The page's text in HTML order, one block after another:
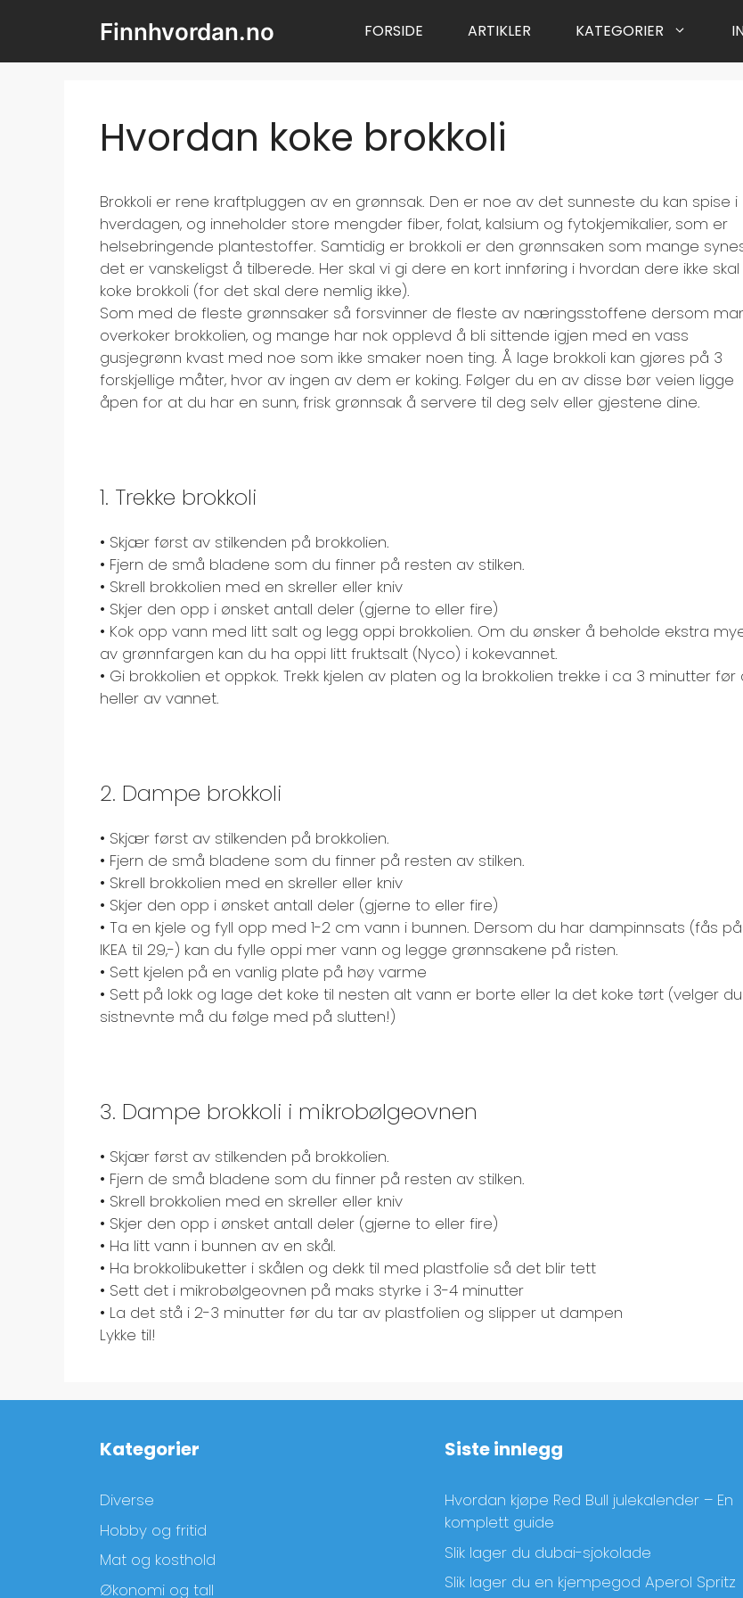
Finnhvordan.no FORSIDE ARTIKLER KATEGORIER
Hvordan koke brokkoli
Brokkoli er rene kraftpluggen av en grønnsak. Den er noe av det sunneste du kan spise i
hverdagen, og inneholder store mengder fiber, folat, kalsium og fytokjemikalier, som er
helsebringende plantestoffer. Samtidig er brokkoli er den grønnsaken som mange
det er vanskeligst å tilberede. Her skal vi gi dere en kort innføring i hvordan dere ikke skal
koke brokkoli (for det skal dere nemlig ikke).
Som med de fleste grønnsaker så forsvinner de fleste av næringsstoffene dersom
overkoker brokkolien, og mange har nok opplevd å bli sittende igjen med en vass
gusjegrønn kvast med noe som ikke smaker noen ting. Å lage brokkoli kan gjøres på 3
forskjellige måter, hvor av ingen av dem er koking. Følger du en av disse bør veien ligge
åpen for at du har en sunn, frisk grønnsak å servere til deg selv eller gjestene dine.
1. Trekke brokkoli
• Skjær først av stilkenden på brokkolien.
• Fjern de små bladene som du finner på resten av stilken.
• Skrell brokkolien med en skreller eller kniv
• Skjer den opp i ønsket antall deler (gjerne to eller fire)
• Kok opp vann med litt salt og legg oppi brokkolien. Om du ønsker å beholde ekstra
av grønnfargen kan du ha oppi litt fruktsalt (Nyco) i kokevannet.
• Gi brokkolien et oppkok. Trekk kjelen av platen og la brokkolien trekke i ca 3 minutter før
heller av vannet.
2. Dampe brokkoli
• Skjær først av stilkenden på brokkolien.
• Fjern de små bladene som du finner på resten av stilken.
• Skrell brokkolien med en skreller eller kniv
• Skjer den opp i ønsket antall deler (gjerne to eller fire)
• Ta en kjele og fyll opp med 1-2 cm vann i bunnen. Dersom du har dampinnsats (fås på
IKEA til 29,-) kan du fylle oppi mer vann og legge grønnsakene på risten.
• Sett kjelen på en vanlig plate på høy varme
• Sett på lokk og lage det koke til nesten alt vann er borte eller la det koke tørt (velger du
sistnevnte må du følge med på slutten!)
3. Dampe brokkoli i mikrobølgeovnen
• Skjær først av stilkenden på brokkolien.
• Fjern de små bladene som du finner på resten av stilken.
• Skrell brokkolien med en skreller eller kniv
• Skjer den opp i ønsket antall deler (gjerne to eller fire)
• Ha litt vann i bunnen av en skål.
• Ha brokkolibuketter i skålen og dekk til med plastfolie så det blir tett
• Sett det i mikrobølgeovnen på maks styrke i 3-4 minutter
• La det stå i 2-3 minutter før du tar av plastfolien og slipper ut dampen
Lykke til!
Kategorier
Diverse
Hobby og fritid
Mat og kosthold
Økonomi og tall
Siste innlegg
Hvordan kjøpe Red Bull julekalender – En
komplett guide
Slik lager du dubai-sjokolade
Slik lager du en kjempegod Aperol Spritz